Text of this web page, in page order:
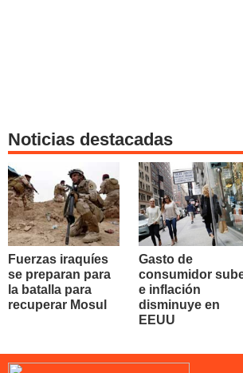
Noticias destacadas
Fuerzas iraquíes
se preparan para
la batalla para
recuperar Mosul
Gasto de
consumidor
e inflación
disminuye en
EEUU